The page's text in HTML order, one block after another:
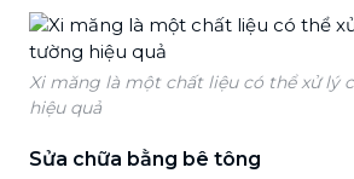
Xi măng là một chất liệu có thể xử lý
hiệu quả
Sửa chữa bằng bê tông